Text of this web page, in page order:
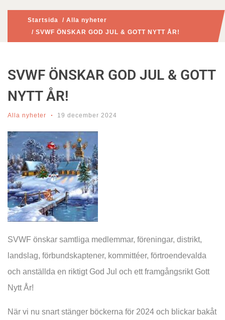
Startsida / Alla nyheter
/ SVWF ÖNSKAR GOD JUL & GOTT NYTT ÅR!
SVWF ÖNSKAR GOD JUL & GOTT
NYTT ÅR!
Alla nyheter 19 december 2024
SVWF önskar samtliga medlemmar, föreningar, distrikt,
landslag, förbundskaptener, kommittéer, förtroendevalda
och anställda en riktigt God Jul och ett framgångsrikt Gott
Nytt År!
När vi nu snart stänger böckerna för 2024 och blickar bakåt